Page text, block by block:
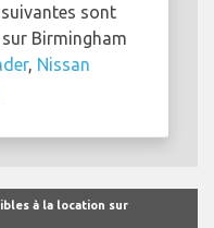
sont
Birmingham
, Nissan
à la location sur